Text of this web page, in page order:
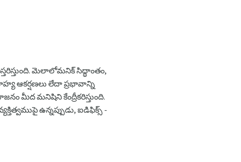
మెలాలోమనిక్ సిద్ధాంతం,
ఆకర్షణలు లేదా ప్రభావాన్ని
మీద మనిషిని కేంద్రీకరిస్తుంది.
ఉన్నప్పుడు, ఐడిఫిక్స్ -